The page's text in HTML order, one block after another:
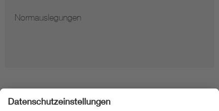
Normauslegungen